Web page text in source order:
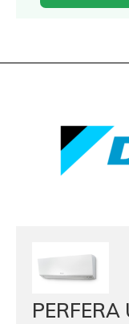
PERFERA